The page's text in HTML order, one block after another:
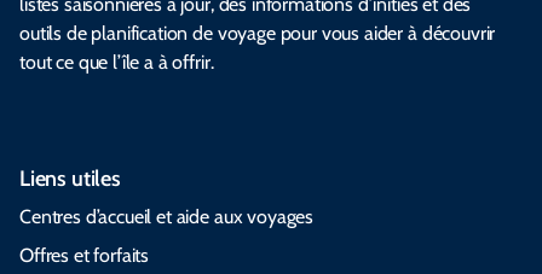
outils de planification de voyage pour vous aider à découvrir
tout ce que l’île a à offrir.
Liens utiles
Centres d’accueil et aide aux voyages
Offres et forfaits